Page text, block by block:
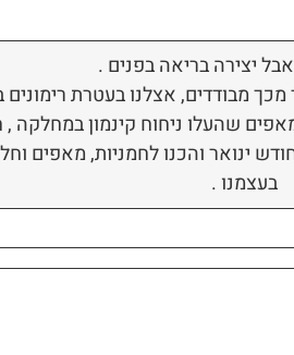
יצירה בריאה בפנים .
מבודדים, אצלנו בעטרת
שהעלו ניחוח קינמון במחלקה ,
ינואר והכנו לחמניות, מאפים
בעצמנו .